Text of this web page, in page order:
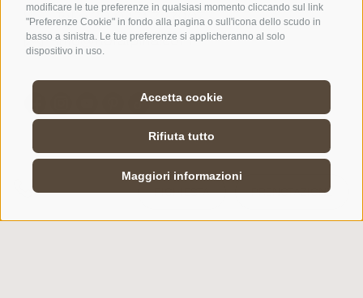
modificare le tue preferenze in qualsiasi momento cliccando sul link
"Preferenze Cookie" in fondo alla pagina o sull'icona dello scudo in
basso a sinistra. Le tue preferenze si applicheranno al solo
dispositivo in uso.
Accetta cookie
Rifiuta tutto
Maggiori informazioni
RICHIESTA PRENOTAZIONE
Tel.:+39 0471 727907
info@floralpina.com